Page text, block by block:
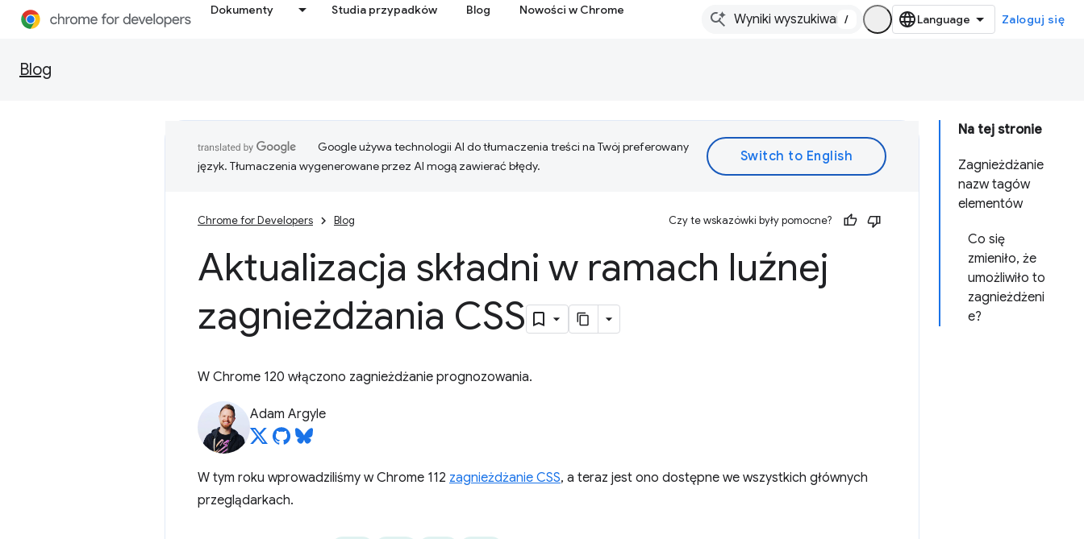
Dokumenty Studia przypadków Blog Nowości w Chrome
/ Zaloguj się
Blog
Na tej stronie
Zagnieżdżanie
nazw tagów
elementów
Co się
zmieniło, że
umożliwiło to
zagnieżdżeni
e?
Google używa technologii AI do tłumaczenia treści na Twój preferowany
język. Tłumaczenia wygenerowane przez AI mogą zawierać błędy.
Chrome for Developers Blog Czy te wskazówki były pomocne?
Aktualizacja składni w ramach luźnej
zagnieżdżania CSS
W Chrome 120 włączono zagnieżdżanie prognozowania.
Adam Argyle
W tym roku wprowadziliśmy w Chrome 112 zagnieżdżanie CSS, a teraz jest ono dostępne we wszystkich głównych
przeglądarkach.